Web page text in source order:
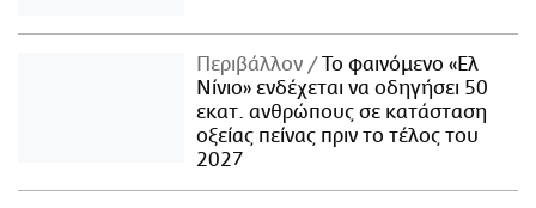
Περιβάλλον
Το φαινόμενο «Ελ
Νίνιο» ενδέχεται να οδηγήσει 50
εκατ. ανθρώπους σε κατάσταση
οξείας πείνας πριν το τέλος του
2027